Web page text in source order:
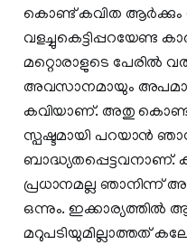
കൊണ്ട് കവിത ആര്‍ക്കും
വളച്ചുകെട്ടിപ്പറയേണ്ട
മറ്റൊരാളുടെ പേരില്‍
അവസാനമായും
കവിയാണ്. അതു കൊണ്ട്
സ്പഷ്ടമായി പറയാന്‍ ഞാന്‍
ബാദ്ധ്യതപ്പെട്ടവനാണ്.
പ്രധാനമല്ല ഞാനിന്ന്
ഒന്നും. ഇക്കാര്യത്തില്‍
മറുപടിയുമില്ലാത്തത്